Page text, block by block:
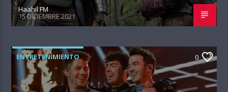
Haahil FM
15 DICIEMBRE 2021
ENTRETENIMIENTO 0